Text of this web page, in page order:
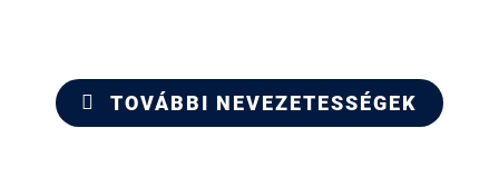
TOVÁBBI NEVEZETESSÉGEK